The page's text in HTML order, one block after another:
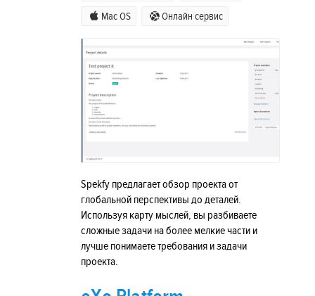
Mac OS Онлайн сервис
Spekfy предлагает обзор проекта от
глобальной перспективы до деталей.
Используя карту мыслей, вы разбиваете
сложные задачи на более мелкие части и
лучше понимаете требования и задачи
проекта.